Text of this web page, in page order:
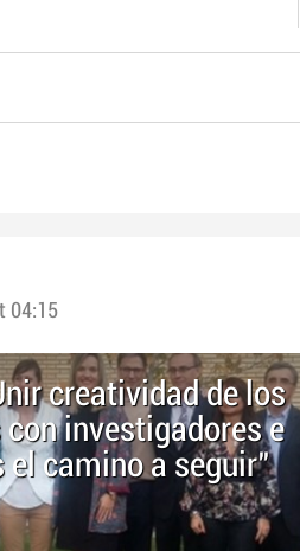
04:15
creatividad de los
investigadores e
camino a seguir"